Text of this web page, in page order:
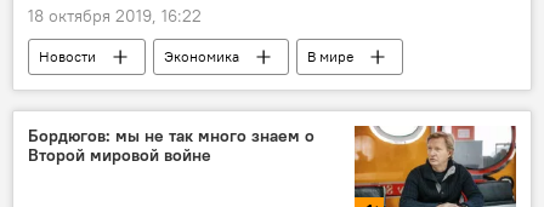
18 октября 2019, 16:22
Новости Экономика
В мире
Политика
Бордюгов: мы не так много знаем о
Второй мировой войне